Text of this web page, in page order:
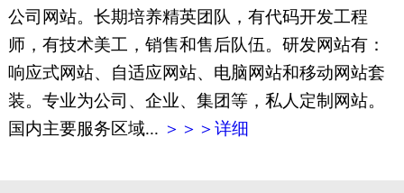
公司网站。长期培养精英团队，有代码开发工程
师，有技术美工，销售和售后队伍。研发网站有：
响应式网站、自适应网站、电脑网站和移动网站套
装。专业为公司、企业、集团等，私人定制网站。
国内主要服务区域... ＞＞＞详细